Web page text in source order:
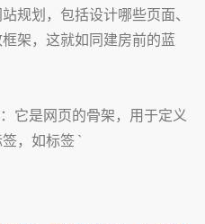
规划，包括设计哪些页面、
架，这就如同建房前的蓝
它是网页的骨架，用于定义
，如标签 `